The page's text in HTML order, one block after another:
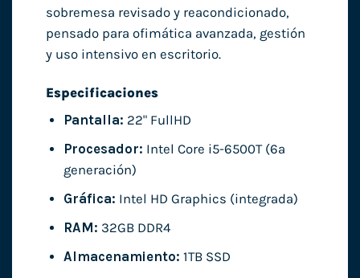
sobremesa revisado y reacondicionado,
pensado para ofimática avanzada, gestión
y uso intensivo en escritorio.
Especificaciones
Pantalla: 22" FullHD
Procesador: Intel Core i5-6500T (6ª
generación)
Gráfica: Intel HD Graphics (integrada)
RAM: 32GB DDR4
Almacenamiento: 1TB SSD